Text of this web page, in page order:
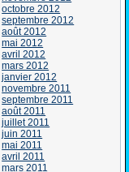
octobre 2012
septembre 2012
août 2012
mai 2012
avril 2012
mars 2012
janvier 2012
novembre 2011
septembre 2011
août 2011
juillet 2011
juin 2011
mai 2011
avril 2011
mars 2011